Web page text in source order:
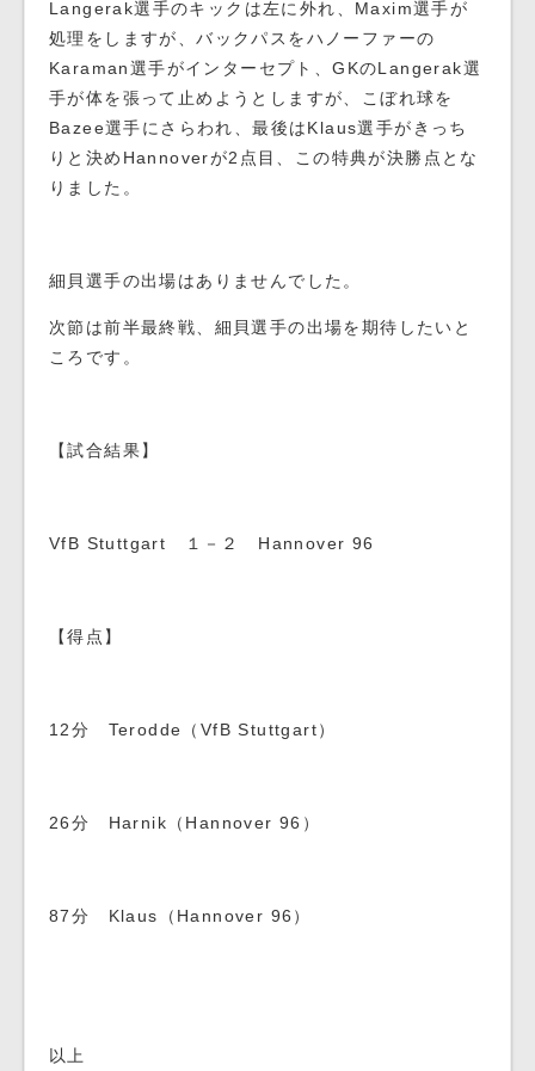
Langerak選手のキックは左に外れ、Maxim選手が
処理をしますが、バックパスをハノーファーの
Karaman選手がインターセプト、GKのLangerak選
手が体を張って止めようとしますが、こぼれ球を
Bazee選手にさらわれ、最後はKlaus選手がきっち
りと決めHannoverが2点目、この特典が決勝点とな
りました。
細貝選手の出場はありませんでした。
次節は前半最終戦、細貝選手の出場を期待したいと
ころです。
【試合結果】
VfB Stuttgart １－２ Hannover 96
【得点】
12分 Terodde（VfB Stuttgart）
26分 Harnik（Hannover 96）
87分 Klaus（Hannover 96）
以上